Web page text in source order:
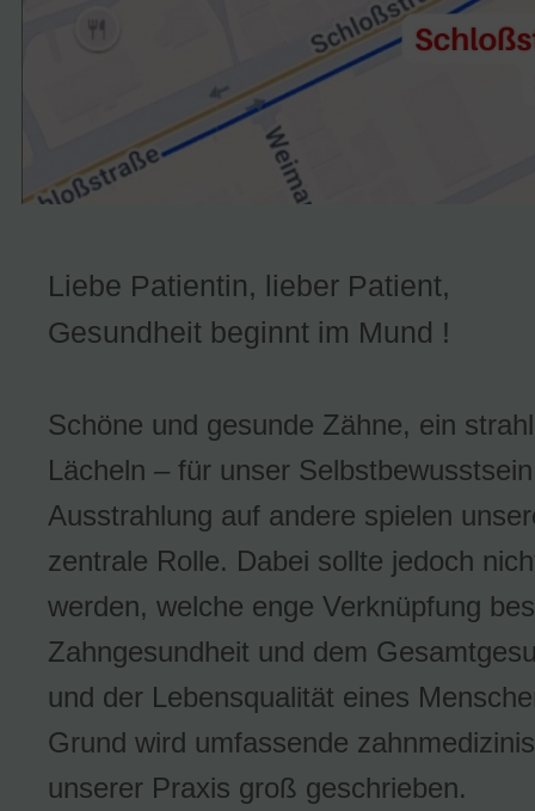
Liebe Patientin, lieber Patient,
Gesundheit beginnt im Mund !
Schöne und gesunde Zähne, ein
Lächeln – für unser
Ausstrahlung auf andere spielen
zentrale Rolle. Dabei sollte jedoch
werden, welche enge Verknüpfung
Zahngesundheit und dem
und der Lebensqualität eines
Grund wird umfassende
unserer Praxis groß geschrieben.